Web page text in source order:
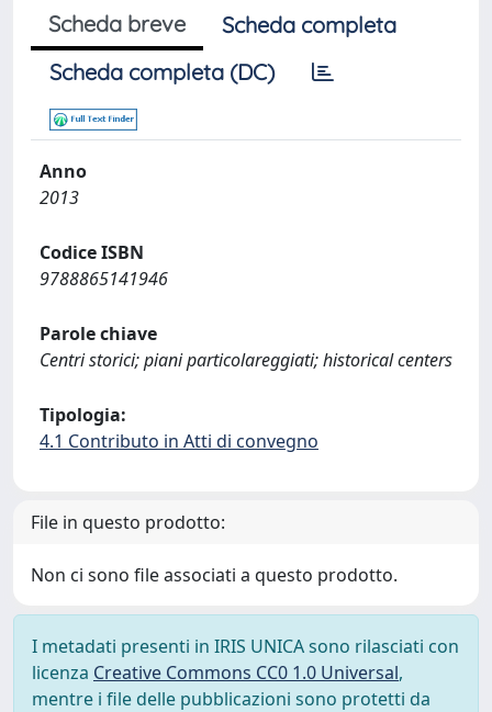
Scheda breve
Scheda completa
Scheda completa (DC)
Anno
2013
Codice ISBN
9788865141946
Parole chiave
Centri storici; piani particolareggiati; historical centers
Tipologia:
4.1 Contributo in Atti di convegno
File in questo prodotto:
Non ci sono file associati a questo prodotto.
I metadati presenti in IRIS UNICA sono rilasciati con
licenza Creative Commons CC0 1.0 Universal,
mentre i file delle pubblicazioni sono protetti da